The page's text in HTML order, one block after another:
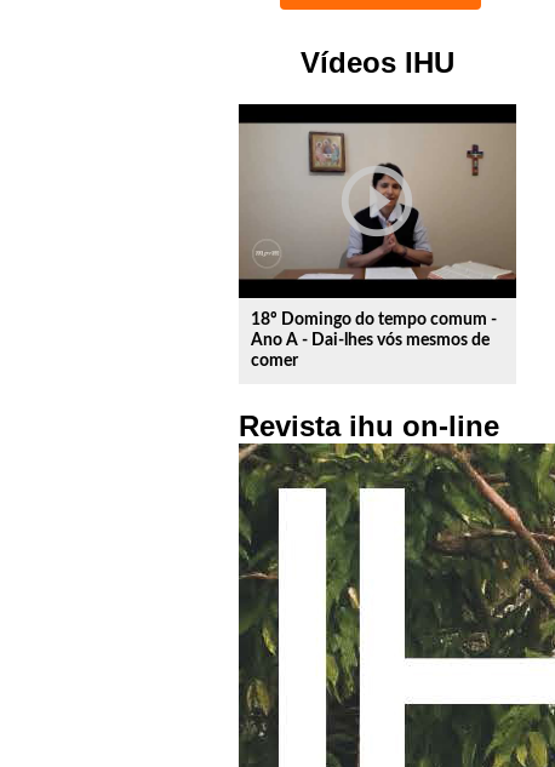
Vídeos IHU
play_circle_outline
18º Domingo do tempo comum -
Ano A - Dai-lhes vós mesmos de
comer
Revista ihu on-line